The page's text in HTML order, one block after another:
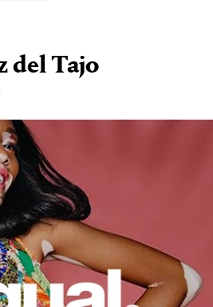
del Tajo